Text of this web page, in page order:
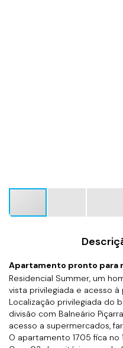
Apartamento pronto para
Residencial Summer, um
vista privilegiada e acesso à
Localização privilegiada do
divisão com Balneário
acesso a supermercados,
O apartamento 1705 fica no